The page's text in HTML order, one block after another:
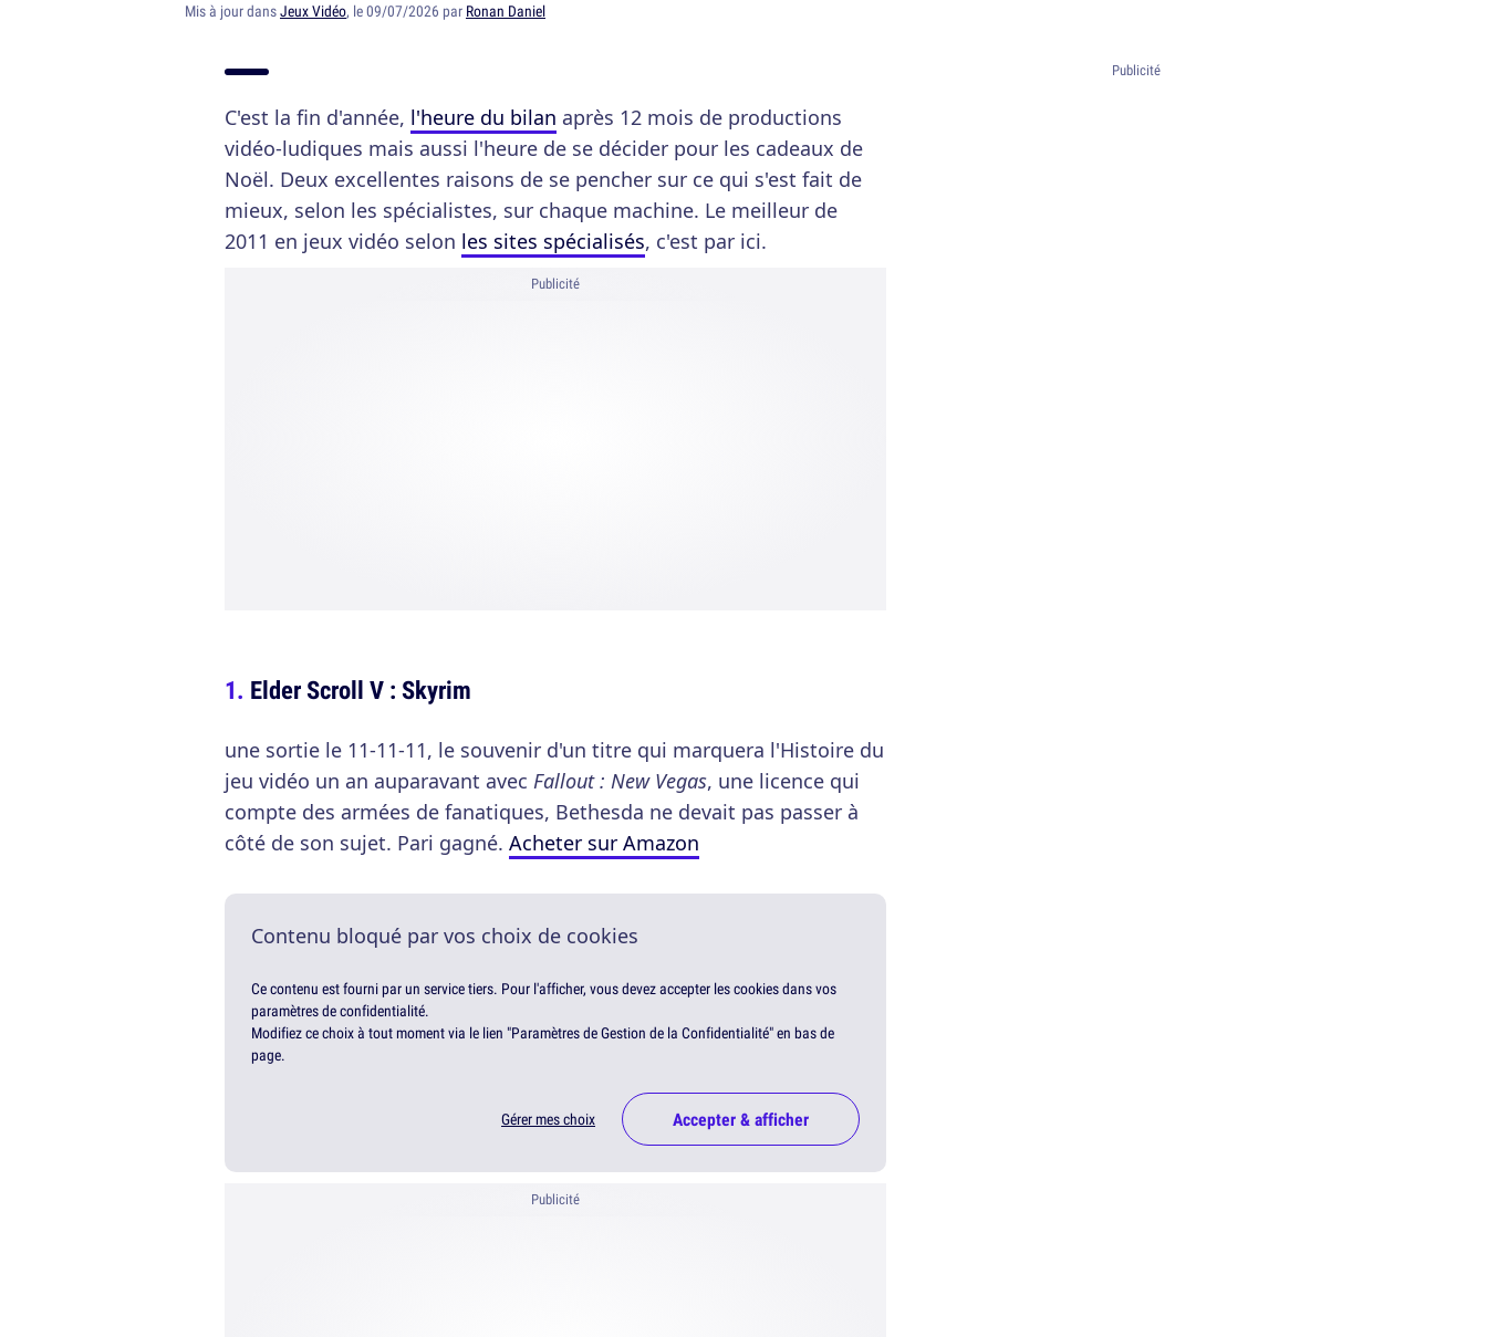
Mis à jour dansJeux Vidéo, le 09/07/2026 par Ronan Daniel
C'est la fin d'année, l'heure du bilan après 12 mois de productions
vidéo-ludiques mais aussi l'heure de se décider pour les cadeaux de
Noël. Deux excellentes raisons de se pencher sur ce qui s'est fait de
mieux, selon les spécialistes, sur chaque machine. Le meilleur de
2011 en jeux vidéo selon les sites spécialisés, c'est par ici.
Publicité
Elder Scroll V : Skyrim
une sortie le 11-11-11, le souvenir d'un titre qui marquera l'Histoire du
jeu vidéo un an auparavant avec Fallout : New Vegas, une licence qui
compte des armées de fanatiques, Bethesda ne devait pas passer à
côté de son sujet. Pari gagné. Acheter sur Amazon
Contenu bloqué par vos choix de cookies
Ce contenu est fourni par un service tiers. Pour l'afficher, vous devez accepter les cookies dans vos
paramètres de confidentialité.
Modifiez ce choix à tout moment via le lien "Paramètres de Gestion de la Confidentialité" en bas de
page.
Gérer mes choix Accepter & afficher
Publicité